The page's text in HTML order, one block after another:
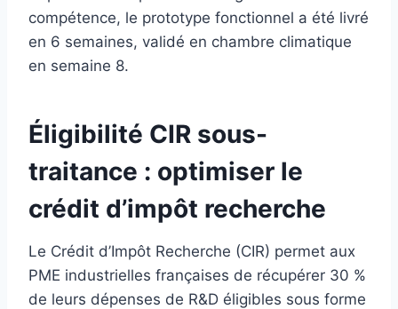
compétence, le prototype fonctionnel a été livré
en 6 semaines, validé en chambre climatique
en semaine 8.
Éligibilité CIR sous-
traitance : optimiser le
crédit d’impôt recherche
Le Crédit d’Impôt Recherche (CIR) permet aux
PME industrielles françaises de récupérer 30 %
de leurs dépenses de R&D éligibles sous forme